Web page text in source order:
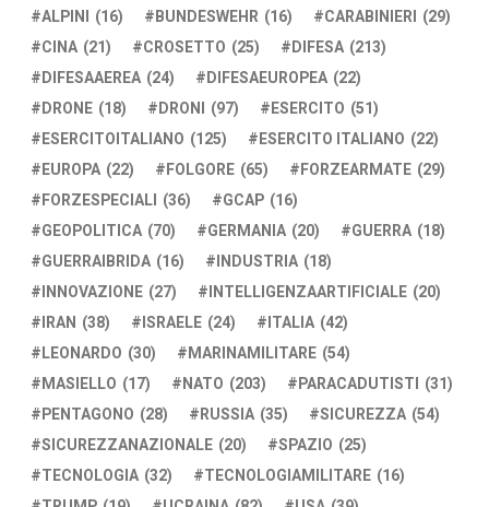
ALPINI (16) BUNDESWEHR (16) CARABINIERI (29)
CINA (21) CROSETTO (25) DIFESA (213)
DIFESAAEREA (24) DIFESAEUROPEA (22)
DRONE (18) DRONI (97) ESERCITO (51)
ESERCITOITALIANO (125) ESERCITO ITALIANO (22)
EUROPA (22) FOLGORE (65) FORZEARMATE (29)
FORZESPECIALI (36) GCAP (16)
GEOPOLITICA (70) GERMANIA (20) GUERRA (18)
GUERRAIBRIDA (16) INDUSTRIA (18)
INNOVAZIONE (27) INTELLIGENZAARTIFICIALE (20)
IRAN (38) ISRAELE (24) ITALIA (42)
LEONARDO (30) MARINAMILITARE (54)
MASIELLO (17) NATO (203) PARACADUTISTI (31)
PENTAGONO (28) RUSSIA (35) SICUREZZA (54)
SICUREZZANAZIONALE (20) SPAZIO (25)
TECNOLOGIA (32) TECNOLOGIAMILITARE (16)